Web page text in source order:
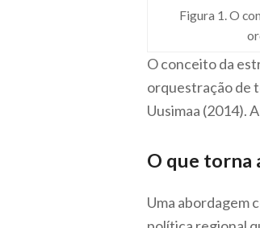
Figura 1. O
O conceito da
orquestração de
Uusimaa (2014).
O que torna
Uma abordagem